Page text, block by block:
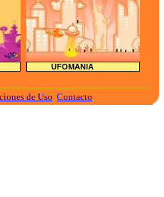
UFOMANIA
de Uso Contacto